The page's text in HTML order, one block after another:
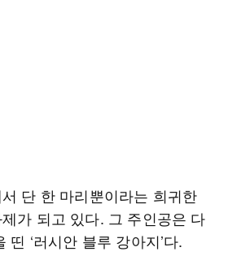
단 한 마리뿐이라는 희귀한
가 되고 있다. 그 주인공은 다
‘러시안 블루 강아지’다.